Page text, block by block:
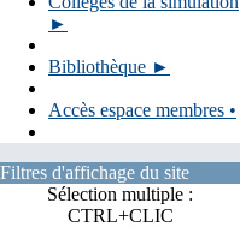
►
Bibliothèque ►
Accès espace membres •
Filtres d'affichage du site
Sélection multiple :
CTRL+CLIC